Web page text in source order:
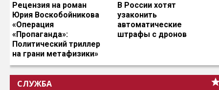
Рецензия на роман
Юрия Воскобойникова
«Операция
«Пропаганда»:
Политический триллер
на грани метафизики»
В России хотят
узаконить
автоматические
штрафы с дронов
СЛУЖБА